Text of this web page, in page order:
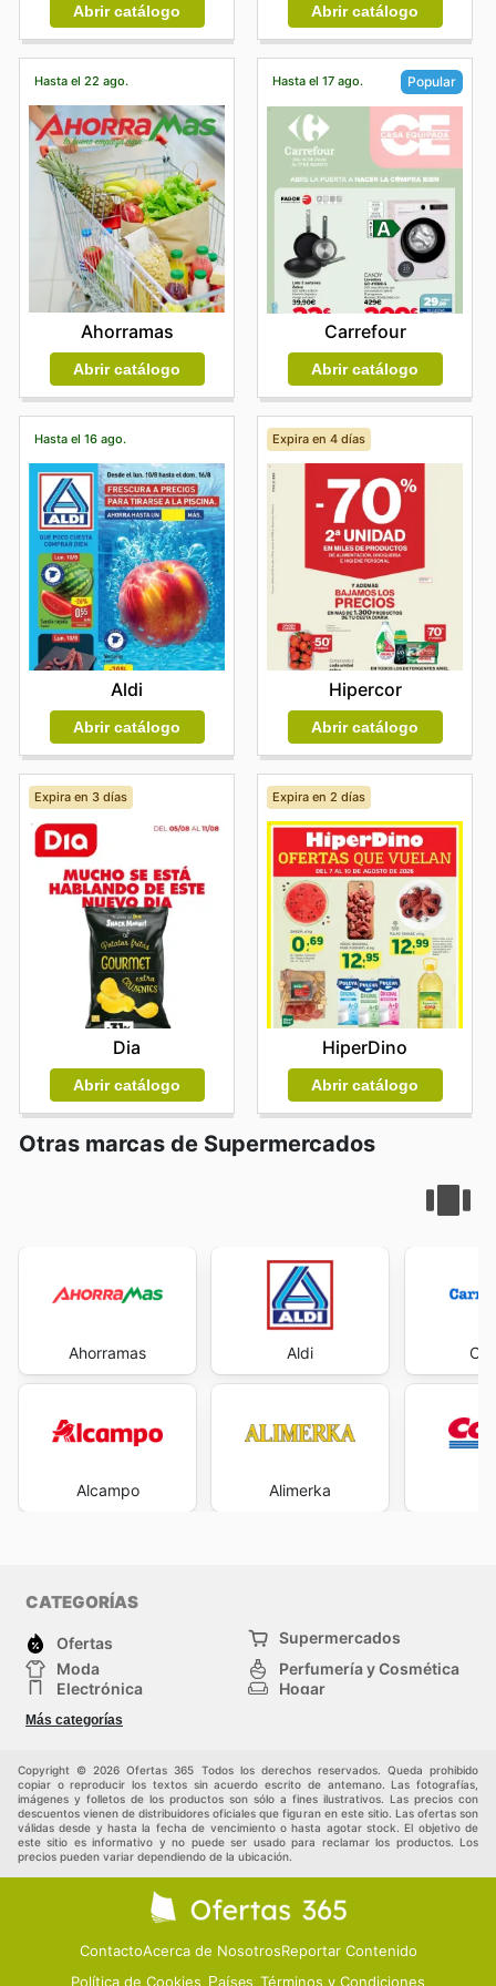
Abrir catálogo Abrir catálogo
Hasta el 22 ago.
Ahorramas
Abrir catálogo
Hasta el 17 ago. Popular
Carrefour
Abrir catálogo
Hasta el 16 ago.
Aldi
Abrir catálogo
Expira en 4 días
Hipercor
Abrir catálogo
Expira en 3 días
Dia
Abrir catálogo
Expira en 2 días
HiperDino
Abrir catálogo
Otras marcas de Supermercados
Ahorramas
Alcampo
Aldi
Alimerka
CATEGORÍAS
Ofertas
Supermercados
Moda
Perfumería y Cosmética
Electrónica
Hogar
Deporte
Juguetes y bebés
Más categorías
Copyright © 2026 Ofertas 365 Todos los derechos reservados. Queda prohibido
copiar o reproducir los textos sin acuerdo escrito de antemano. Las fotografías,
imágenes y folletos de los productos son sólo a fines ilustrativos. Las precios con
descuentos vienen de distribuidores oficiales que figuran en este sitio. Las ofertas son
válidas desde y hasta la fecha de vencimiento o hasta agotar stock. El objetivo de
este sitio es informativo y no puede ser usado para reclamar los productos. Los
precios pueden variar dependiendo de la ubicación.
ContactoAcerca de NosotrosReportar Contenido
Política de Cookies Países Términos y Condiciones